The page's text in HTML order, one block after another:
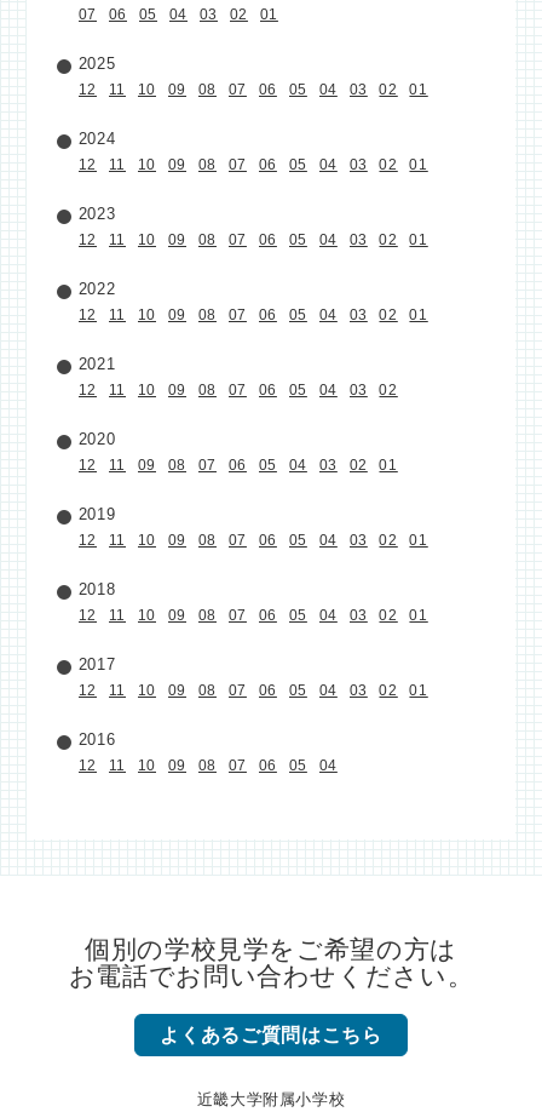
07 06 05 04 03 02 01
2025
12 11 10 09 08 07 06 05 04 03 02 01
2024
12 11 10 09 08 07 06 05 04 03 02 01
2023
12 11 10 09 08 07 06 05 04 03 02 01
2022
12 11 10 09 08 07 06 05 04 03 02 01
2021
12 11 10 09 08 07 06 05 04 03 02
2020
12 11 09 08 07 06 05 04 03 02 01
2019
12 11 10 09 08 07 06 05 04 03 02 01
2018
12 11 10 09 08 07 06 05 04 03 02 01
2017
12 11 10 09 08 07 06 05 04 03 02 01
2016
12 11 10 09 08 07 06 05 04
個別の学校見学をご希望の方は
お電話でお問い合わせください。
よくあるご質問はこちら
近畿大学附属小学校